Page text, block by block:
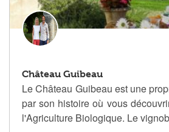
Château Guibeau
Le Château Guibeau est une
par son histoire où vous
l'Agriculture Biologique. Le